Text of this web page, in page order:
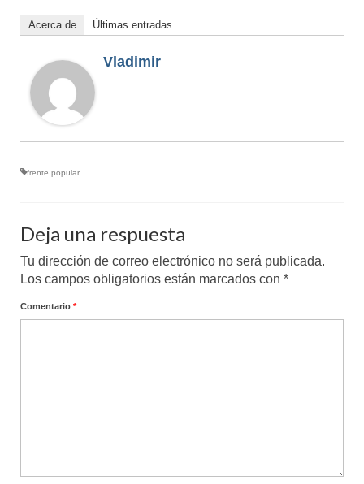
Acerca de Últimas entradas
Vladimir
frente popular
Deja una respuesta
Tu dirección de correo electrónico no será publicada.
Los campos obligatorios están marcados con *
Comentario *